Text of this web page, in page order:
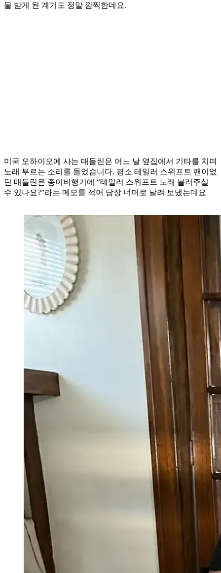
물 받게 된 계기도 정말 깜찍한데요.
미국 오하이오에 사는 매들린은 어느 날 옆집에서 기타를 치며
노래 부르는 소리를 들었습니다. 평소 테일러 스위프트 팬이었
던 매들린은 종이비행기에 “테일러 스위프트 노래 불러주실
수 있나요?”라는 메모를 적어 담장 너머로 날려 보냈는데요